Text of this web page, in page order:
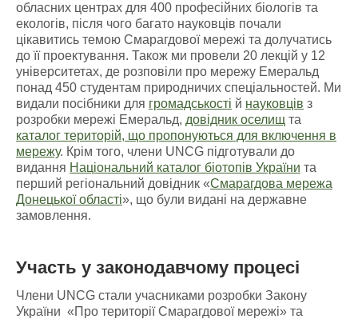
обласних центрах для 400 професійних біологів та
екологів, після чого багато науковців почали
цікавитись темою Смарагдової мережі та долучатись
до її проектування. Також ми провели 20 лекцій у 12
університетах, де розповіли про мережу Емеральд
понад 450 студентам природничих спеціальностей. Ми
видали посібники для громадськості й науковців з
розробки мережі Емеральд, довідник оселищ та
каталог територій, що пропонуються для включення в
мережу. Крім того, члени UNCG підготували до
видання Національний каталог біотопів України та
перший регіональний довідник «Смарагдова мережа
Донецької області», що були видані на державне
замовлення.
Участь у законодавчому процесі
Члени UNCG стали учасниками розробки Закону
України «Про території Смарагдової мережі» та